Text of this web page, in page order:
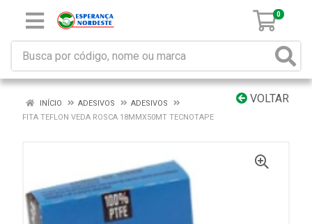
0
VOLTAR
INÍCIO ADESIVOS
ADESIVOS
FITA TEFLON VEDA ROSCA 18MMX50MT TECNOTAPE